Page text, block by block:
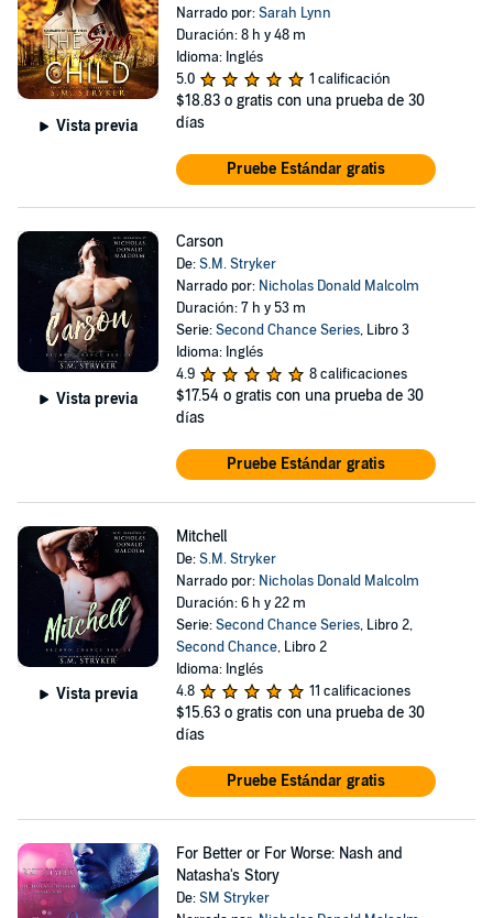
Vista previa
Narrado por:Sarah Lynn
Duración: 8 h y 48 m
Idioma: Inglés
5.0
1 calificación
$18.83 o gratis con una prueba de 30
días
Pruebe Estándar gratis
Vista previa
Carson
De:S.M. Stryker
Narrado por: Nicholas Donald Malcolm
Duración: 7 h y 53 m
Serie:Second Chance Series, Libro 3
Idioma: Inglés
4.9
8 calificaciones
$17.54 o gratis con una prueba de 30
días
Pruebe Estándar gratis
Vista previa
Mitchell
De:S.M. Stryker
Narrado por: Nicholas Donald Malcolm
Duración: 6 h y 22 m
Serie:Second Chance Series, Libro 2,
Second Chance, Libro 2
Idioma: Inglés
4.8
11 calificaciones
$15.63 o gratis con una prueba de 30
días
Pruebe Estándar gratis
For Better or For Worse: Nash and
Natasha's Story
De:SM Stryker